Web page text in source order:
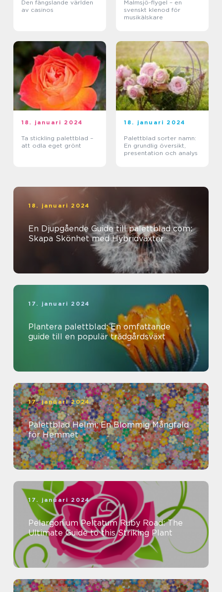
Den fängslande världen
av casinos
Malmsjö-flygel – en
svenskt klenod för
musikälskare
18. januari 2024
Ta stickling palettblad –
att odla eget grönt
18. januari 2024
Palettblad sorter namn:
En grundlig översikt,
presentation och analys
18. januari 2024
En Djupgående Guide till palettblad com:
Skapa Skönhet med Hybridväxter
17. januari 2024
Plantera palettblad: En omfattande
guide till en populär trädgårdsväxt
17. januari 2024
Palettblad Helmi: En Blommig Mångfald
för Hemmet
17. januari 2024
Pelargonium Peltatum Ruby Road: The
Ultimate Guide to this Striking Plant